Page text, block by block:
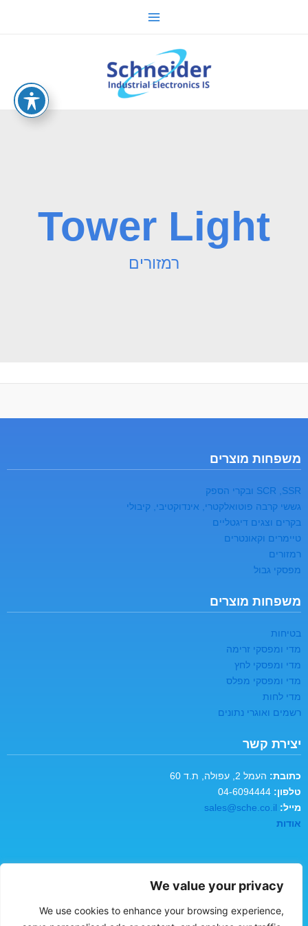
We value your privacy
We use cookies to enhance your browsing experience,
Main
Tower Light
רמזורים
משפחות מוצרים
SCR ,SSR ובקרי הספק
גששי קרבה פוטואלקטרי, אינדוקטיבי, קיבולי
בקרים וצגים דיגטליים
טיימרים וקאונטרים
רמזורים
מפסקי גבול
משפחות מוצרים
בטיחות
מדי ומפסקי זרימה
מדי ומפסקי לחץ
מדי ומפסקי מפלס
מדי לחות
רשמים ואוגרי נתונים
יצירת קשר
כתובת: העמל 2, עפולה, ת.ד 60
טלפון:
מייל: sales@sche.co.il
אודות